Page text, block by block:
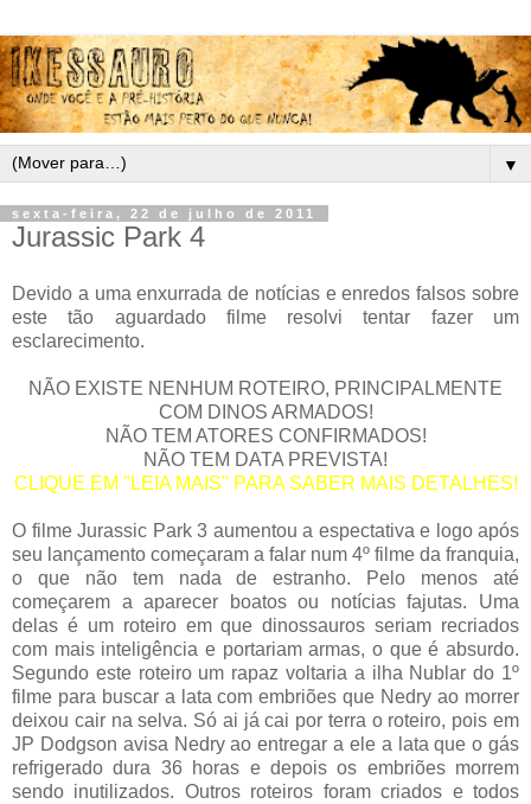
▼
sexta-feira, 22 de julho de 2011
Jurassic Park 4
Devido a uma enxurrada de notícias e enredos falsos sobre
este tão aguardado filme resolvi tentar fazer um
esclarecimento.
NÃO EXISTE NENHUM ROTEIRO, PRINCIPALMENTE
COM DINOS ARMADOS!
NÃO TEM ATORES CONFIRMADOS!
NÃO TEM DATA PREVISTA!
CLIQUE EM "LEIA MAIS" PARA SABER MAIS DETALHES!
O filme Jurassic Park 3 aumentou a espectativa e logo após
seu lançamento começaram a falar num 4º filme da franquia,
o que não tem nada de estranho. Pelo menos até
começarem a aparecer boatos ou notícias fajutas. Uma
delas é um roteiro em que dinossauros seriam recriados
com mais inteligência e portariam armas, o que é absurdo.
Segundo este roteiro um rapaz voltaria a ilha Nublar do 1º
filme para buscar a lata com embriões que Nedry ao morrer
deixou cair na selva. Só ai já cai por terra o roteiro, pois em
JP Dodgson avisa Nedry ao entregar a ele a lata que o gás
refrigerado dura 36 horas e depois os embriões morrem
sendo inutilizados. Outros roteiros foram criados e todos